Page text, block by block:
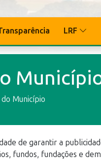
LRF
Município
de garantir a
fundos, fundações e